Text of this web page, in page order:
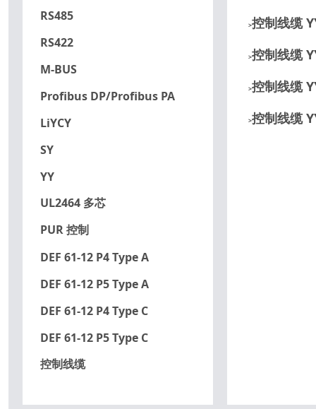
RS485
RS422
M-BUS
Profibus DP/Profibus PA
LiYCY
SY
YY
UL2464 多芯
PUR 控制
DEF 61-12 P4 Type A
DEF 61-12 P5 Type A
DEF 61-12 P4 Type C
DEF 61-12 P5 Type C
控制线缆
>控制线缆
>控制线缆
>控制线缆
>控制线缆